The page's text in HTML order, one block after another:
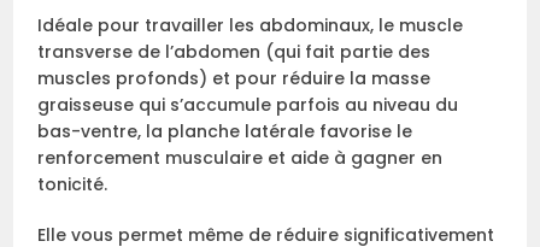
Idéale pour travailler les abdominaux, le muscle
transverse de l’abdomen (qui fait partie des
muscles profonds) et pour réduire la masse
graisseuse qui s’accumule parfois au niveau du
bas-ventre, la planche latérale favorise le
renforcement musculaire et aide à gagner en
tonicité.
Elle vous permet même de réduire significativement